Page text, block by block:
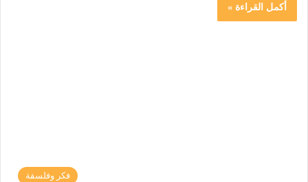
أكمل القراءة »
فكر وفلسفة